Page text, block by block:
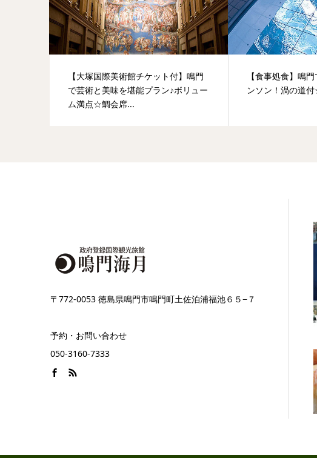
【大塚国際美術館チケット付】鳴門
で芸術と美味を堪能プラン♪ボリュー
ム満点☆鯛会席...
【食事処食】鳴
ンソン！渦の道
〒772-0053 徳島県鳴門市鳴門町土佐泊浦福池６５−７
予約・お問い合わせ
050-3160-7333